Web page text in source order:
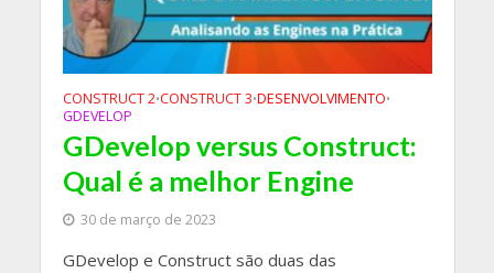
CONSTRUCT 2•CONSTRUCT 3•DESENVOLVIMENTO•
GDEVELOP
GDevelop versus Construct:
Qual é a melhor Engine
30 de março de 2023
GDevelop e Construct são duas das